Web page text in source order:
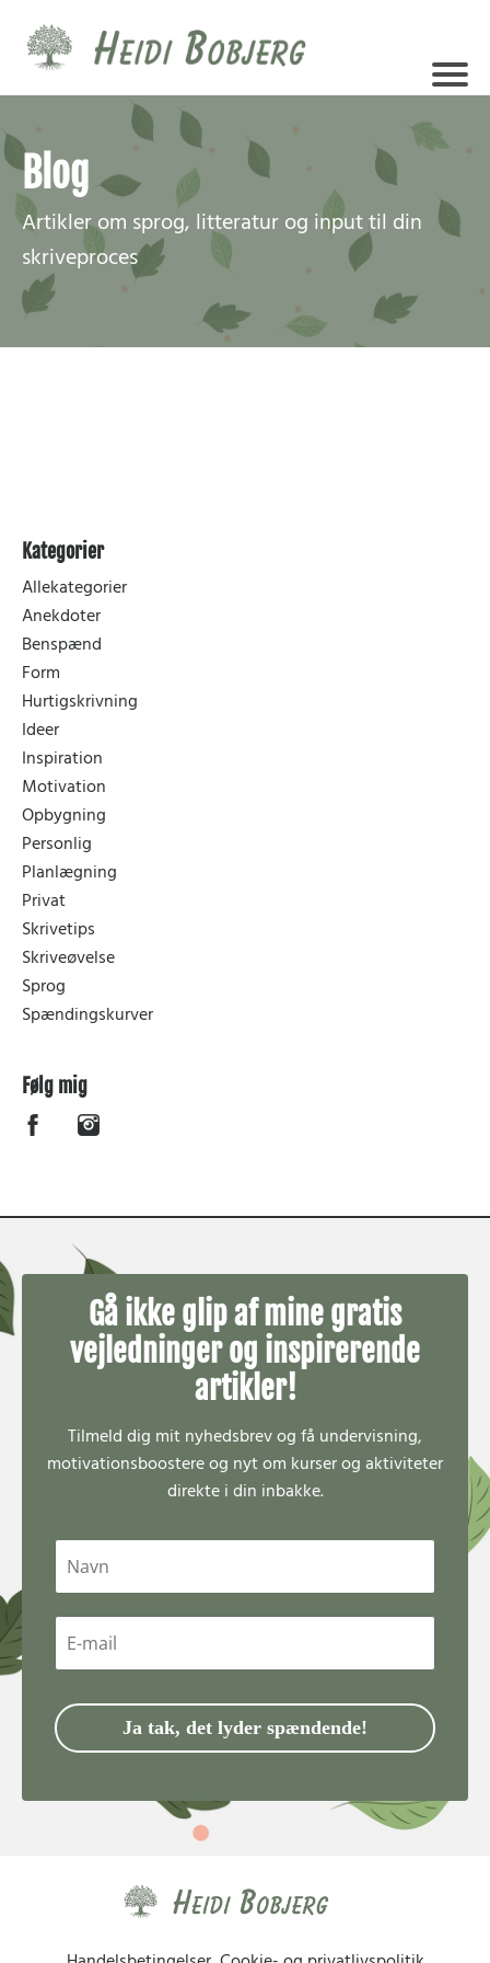
Blog
Artikler om sprog, litteratur og input til din
skriveproces
Kategorier
Allekategorier
Anekdoter
Benspænd
Form
Hurtigskrivning
Ideer
Inspiration
Motivation
Opbygning
Personlig
Planlægning
Privat
Skrivetips
Skriveøvelse
Sprog
Spændingskurver
Følg mig
Gå ikke glip af mine gratis
vejledninger og inspirerende
artikler!
Tilmeld dig mit nyhedsbrevog få undervisning,
motivationsboostere og nyt om kurser og aktiviteter
direkte i din inbakke.